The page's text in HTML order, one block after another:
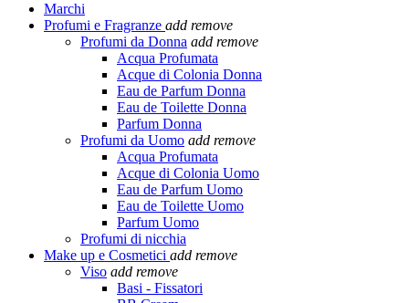
Marchi
Profumi e Fragranze add remove
Profumi da Donna add remove
Acqua Profumata
Acque di Colonia Donna
Eau de Parfum Donna
Eau de Toilette Donna
Parfum Donna
Profumi da Uomo add remove
Acqua Profumata
Acque di Colonia Uomo
Eau de Parfum Uomo
Eau de Toilette Uomo
Parfum Uomo
Profumi di nicchia
Make up e Cosmetici add remove
Viso add remove
Basi - Fissatori